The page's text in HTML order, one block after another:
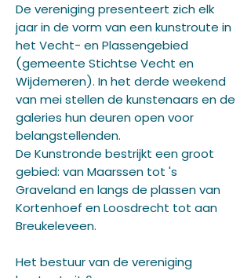
De vereniging presenteert zich elk
jaar in de vorm van een kunstroute in
het Vecht- en Plassengebied
(gemeente Stichtse Vecht en
Wijdemeren). In het derde weekend
van mei stellen de kunstenaars en de
galeries hun deuren open voor
belangstellenden.
De Kunstronde bestrijkt een groot
gebied: van Maarssen tot 's
Graveland en langs de plassen van
Kortenhoef en Loosdrecht tot aan
Breukeleveen.
Het bestuur van de vereniging